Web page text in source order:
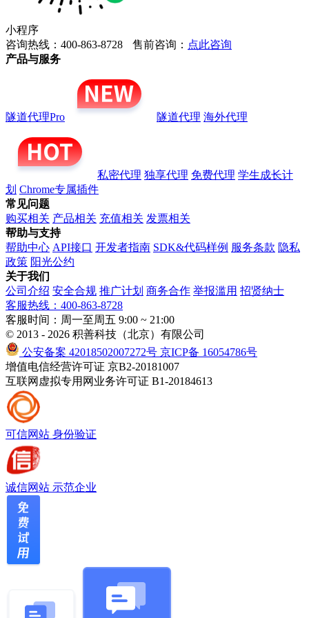
小程序
咨询热线：400-863-8728
售前咨询： 点此咨询
产品与服务
隧道代理Pro 隧道代理 海外代理
私密代理 独享代理 免费代理 学生成长计
划 Chrome专属插件
常见问题
购买相关 产品相关 充值相关 发票相关
帮助与支持
帮助中心 API接口 开发者指南 SDK&代码样例 服务条款 隐私
政策 阳光公约
关于我们
公司介绍 安全合规 推广计划 商务合作 举报滥用 招贤纳士
客服热线：400-863-8728
客服时间：周一至周五 9:00 ~ 21:00
© 2013 - 2026 积善科技（北京）有限公司
公安备案 42018502007272号 京ICP备 16054786号
增值电信经营许可证 京B2-20181007
互联网虚拟专用网业务许可证 B1-20184613
可信网站 身份验证
诚信网站 示范企业